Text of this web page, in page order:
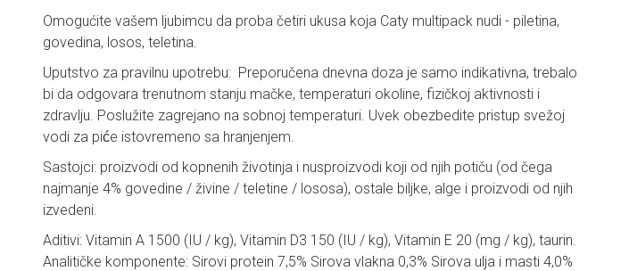
Omogućite vašem ljubimcu da proba četiri ukusa koja Caty multipack nudi - piletina,
govedina, losos, teletina.
Uputstvo za pravilnu upotrebu: Preporučena dnevna doza je samo indikativna, trebalo
bi da odgovara trenutnom stanju mačke, temperaturi okoline, fizičkoj aktivnosti i
zdravlju. Poslužite zagrejano na sobnoj temperaturi. Uvek obezbedite pristup svežoj
vodi za piće istovremeno sa hranjenjem.
Sastojci: proizvodi od kopnenih životinja i nusproizvodi koji od njih potiču (od čega
najmanje 4% govedine / živine / teletine / lososa), ostale biljke, alge i proizvodi od njih
izvedeni.
Aditivi: Vitamin A 1500 (IU / kg), Vitamin D3 150 (IU / kg), Vitamin E 20 (mg / kg), taurin.
Analitičke komponente: Sirovi protein 7,5% Sirova vlakna 0,3% Sirova ulja i masti 4,0%